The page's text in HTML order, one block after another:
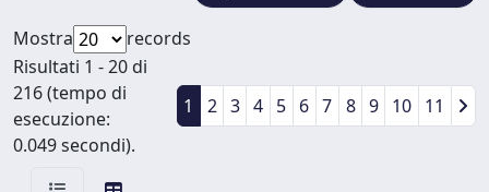
Mostra
records
Risultati 1 - 20 di
216 (tempo di
esecuzione:
0.049 secondi).
1 2 3 4 5 6 7 8 9 10 11